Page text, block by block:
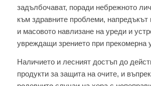
задълбочават, поради небрежното
към здравните проблеми, напредъкът
и масовото навлизане на уреди и
увреждащи зрението при прекомерна
Наличието и лесният достъп до
продукти за защита на очите, и